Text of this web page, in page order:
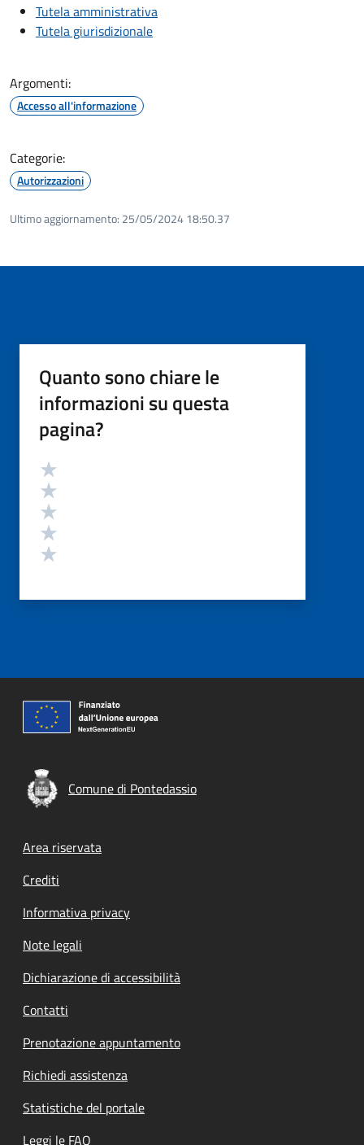
Tutela amministrativa
Tutela giurisdizionale
Argomenti:
Accesso all'informazione
Categorie:
Autorizzazioni
Ultimo aggiornamento: 25/05/2024 18:50.37
Quanto sono chiare le
informazioni su questa
pagina?
Valutazione
Comune di Pontedassio
Footer menu
Area riservata
Crediti
Informativa privacy
Note legali
Dichiarazione di accessibilità
Contatti
Prenotazione appuntamento
Richiedi assistenza
Statistiche del portale
Leggi le FAQ